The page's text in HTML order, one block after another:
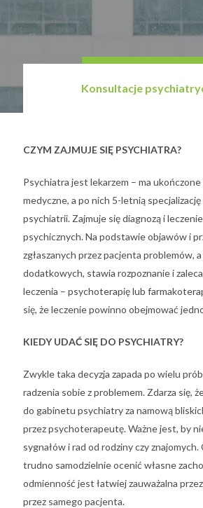
Konsultacje
CZYM ZAJMUJE SIĘ PSYCHIATRA?
Psychiatra jest lekarzem – ma
medyczne, a po nich 5-letnią specjalizację
psychiatrii. Zajmuje się diagnozą i
psychicznych. Na podstawie objawów i
zgłaszanych przez pacjenta problemów,
dodatkowych, stawia rozpoznanie i
leczenia – psychoterapię lub
się, że leczenie powinno obejmować
KIEDY UDAĆ SIĘ DO PSYCHIATRY?
Zwykle taka decyzja zapada po wielu
radzenia sobie z problemem. Zdarza się,
do gabinetu psychiatry za namową
przez psychoterapeutę. Ważne jest, by
sygnałów i rad od rodziny czy znajomych.
trudno samodzielnie ocenić własne
odmienność jest łatwiej zauważalna
przez samego pacjenta.